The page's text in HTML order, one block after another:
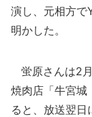
演し、元相方で
明かした。
蛍原さんは2
焼肉店「牛宮城
ると、放送翌